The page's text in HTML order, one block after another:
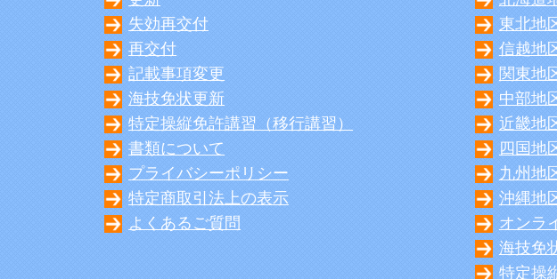
失効再交付
再交付
記載事項変更
海技免状更新
特定操縦免許講習（移行講習）
書類について
プライバシーポリシー
特定商取引法上の表示
よくあるご質問
東北地
信越地
関東地
中部地
近畿地
四国地
九州地
沖縄地
オンラ
海技免
特定操